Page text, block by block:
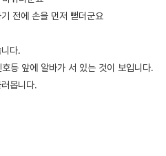
전에 손을 먼저 뻗더군요
다.
등 앞에 알바가 서 있는 것이 보입니다.
봅니다.